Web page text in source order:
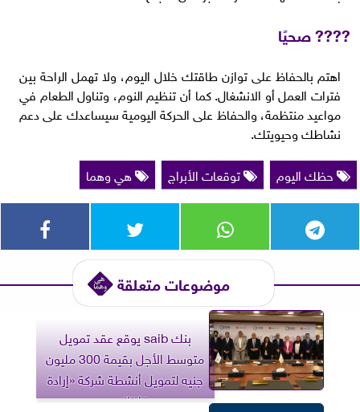
???? صحيًا
اهتم بالحفاظ على توازن طاقتك خلال اليوم، ولا تهمل الراحة بين
فترات العمل أو الانشغال. كما أن تنظيم النوم، وتناول الطعام في
مواعيد منتظمة، والحفاظ على الحركة اليومية سيساعدك على دعم
نشاطك وحيويتك.
حظك اليوم
توقعات الأبراج هي وهما
موضوعات متعلقة
بنك saib يوقع عقد تمويل
متوسط الأجل بقيمة 300 مليون
جنيه لتمويل أنشطة شركة «إرادة
فاينانس»